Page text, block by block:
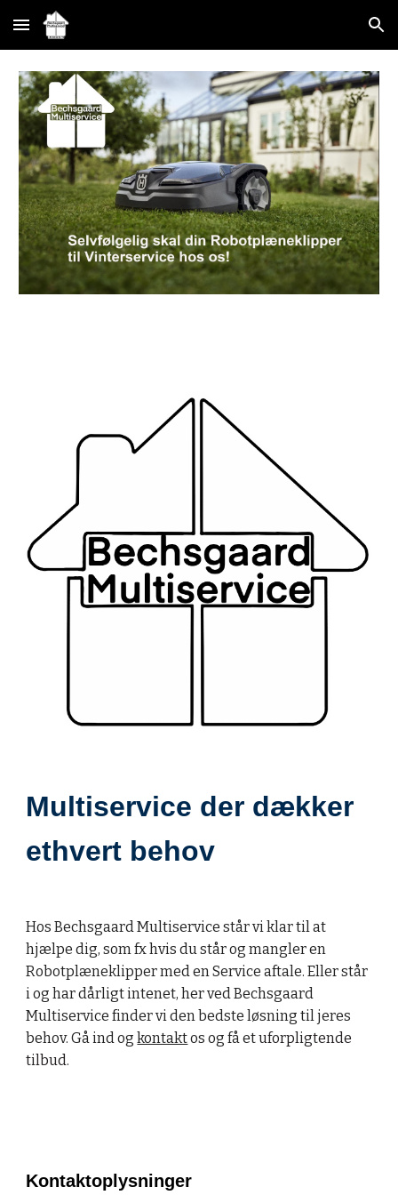
Skip to main content Skip to navigation
​Multiservice der dækker
ethvert behov
Hos Bechsgaard Multiservice står vi klar til at
hjælpe dig, som fx hvis du står og mangler en
Robotplæneklipper med en Service aftale. Eller står
i og har dårligt intenet, her ved Bechsgaard
Multiservice finder vi den bedste løsning til jeres
behov. Gå ind ogkontaktos og få etuforpligtende
tilbud.
Kontaktoplysninger